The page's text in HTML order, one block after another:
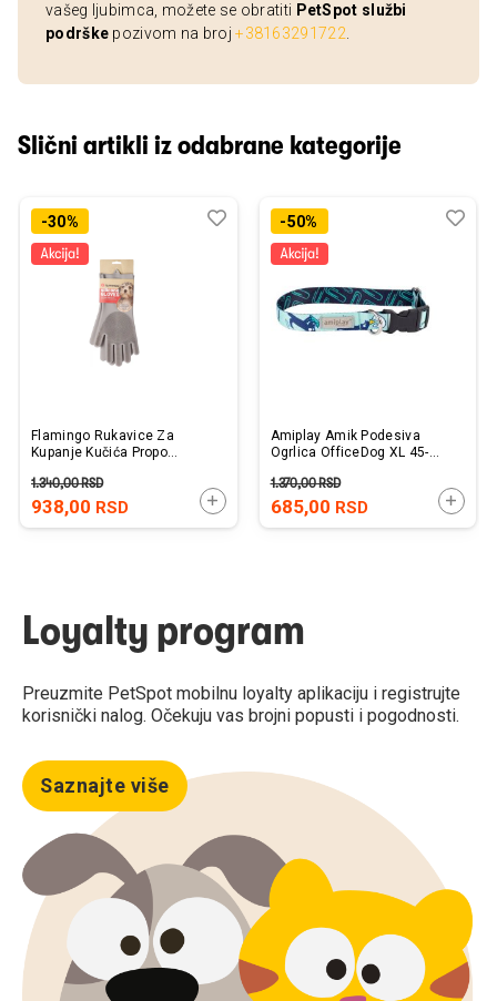
vašeg ljubimca, možete se obratiti PetSpot službi
podrške pozivom na broj+38163291722
Slični artikli iz odabrane kategorije
-30%
Flamingo Rukavice Za
Kupanje Kučića Propo
938,00 RSD
1.340,00RSD
DODAJTE U KORPU
Dodaj
Uporedi-50%
Amiplay Amik Podesiva
Ogrlica OfficeDog XL 45-
685,00 RSD
1.370,00RSD
Loyalty program
Preuzmite PetSpot mobilnu loyalty aplikaciju i registrujte
korisnički nalog. Očekuju vas brojni popusti i pogodnosti.
Saznajte više